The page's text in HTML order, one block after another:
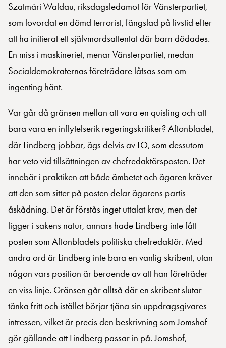
Szatmári Waldau, riksdagsledamot för Vänsterpartiet,
som lovordat en dömd terrorist, fängslad på livstid efter
att ha initierat ett självmordsattentat där barn dödades.
En miss i maskineriet, menar Vänsterpartiet, medan
Socialdemokraternas företrädare låtsas som om
ingenting hänt.
Var går då gränsen mellan att vara en quisling och att
bara vara en inflytelserik regeringskritiker? Aftonbladet,
där Lindberg jobbar, ägs delvis av LO, som dessutom
har veto vid tillsättningen av chefredaktörsposten. Det
innebär i praktiken att både ämbetet och ägaren kräver
att den som sitter på posten delar ägarens partis
åskådning. Det är förstås inget uttalat krav, men det
ligger i sakens natur, annars hade Lindberg inte fått
posten som Aftonbladets politiska chefredaktör. Med
andra ord är Lindberg inte bara en vanlig skribent, utan
någon vars position är beroende av att han företräder
en viss linje. Gränsen går alltså där en skribent slutar
tänka fritt och istället börjar tjäna sin uppdragsgivares
intressen, vilket är precis den beskrivning som Jomshof
gör gällande att Lindberg passar in på. Jomshof,